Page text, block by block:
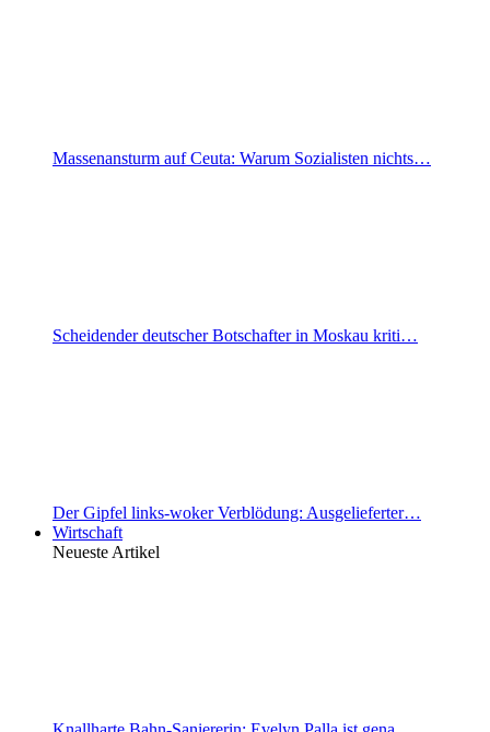
Massenansturm auf Ceuta: Warum Sozialisten nichts…
Scheidender deutscher Botschafter in Moskau kriti…
Der Gipfel links-woker Verblödung: Ausgelieferter…
Wirtschaft
Neueste Artikel